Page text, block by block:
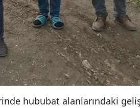
hububat alanlarındaki